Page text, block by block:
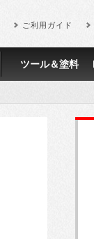
ご利用ガイド
ツール＆塗料